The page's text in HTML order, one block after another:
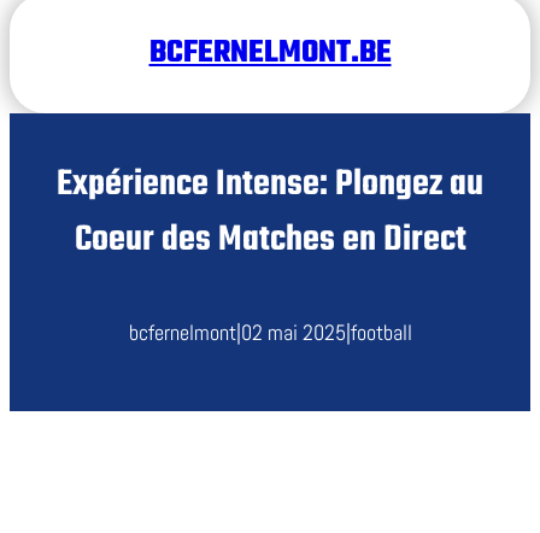
BCFERNELMONT.BE
Expérience Intense: Plongez au
Coeur des Matches en Direct
bcfernelmont|02 mai 2025|football